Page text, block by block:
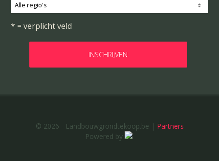
Alle regio's
* = verplicht veld
© 2026 - Landbouwgrondtekoop.be | Partners
Powered by